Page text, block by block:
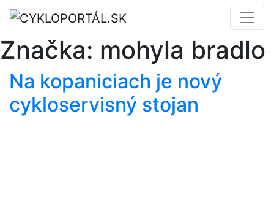
Značka: mohyla bradlo
Na kopaniciach je nový
cykloservisný stojan